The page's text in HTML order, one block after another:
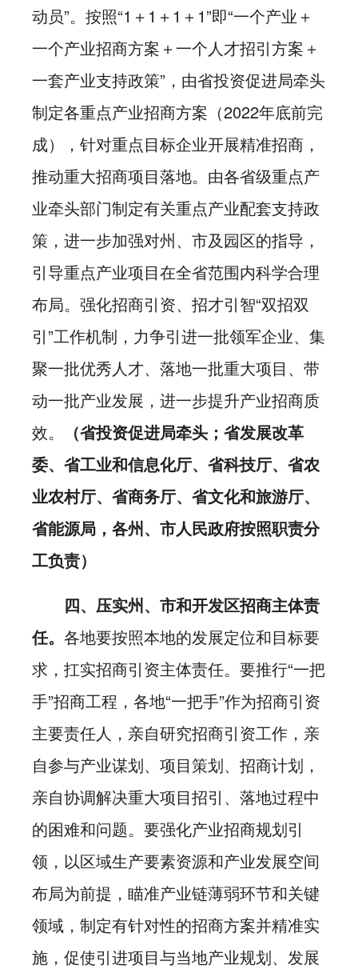
动员”。按照“1＋1＋1＋1”即“一个产业＋
一个产业招商方案＋一个人才招引方案＋
一套产业支持政策”，由省投资促进局牵头
制定各重点产业招商方案（2022年底前完
成），针对重点目标企业开展精准招商，
推动重大招商项目落地。由各省级重点产
业牵头部门制定有关重点产业配套支持政
策，进一步加强对州、市及园区的指导，
引导重点产业项目在全省范围内科学合理
布局。强化招商引资、招才引智“双招双
引”工作机制，力争引进一批领军企业、集
聚一批优秀人才、落地一批重大项目、带
动一批产业发展，进一步提升产业招商质
效。
（省投资促进局牵头；省发展改革
委、省工业和信息化厅、省科技厅、省农
业农村厅、省商务厅、省文化和旅游厅、
省能源局，各州、市人民政府按照职责分
工负责）
四、压实州、市和开发区招商主体责
任。 各地要按照本地的发展定位和目标要
求，扛实招商引资主体责任。要推行“一把
手”招商工程，各地“一把手”作为招商引资
主要责任人，亲自研究招商引资工作，亲
自参与产业谋划、项目策划、招商计划，
亲自协调解决重大项目招引、落地过程中
的困难和问题。要强化产业招商规划引
领，以区域生产要素资源和产业发展空间
布局为前提，瞄准产业链薄弱环节和关键
领域，制定有针对性的招商方案并精准实
施，促使引进项目与当地产业规划、发展